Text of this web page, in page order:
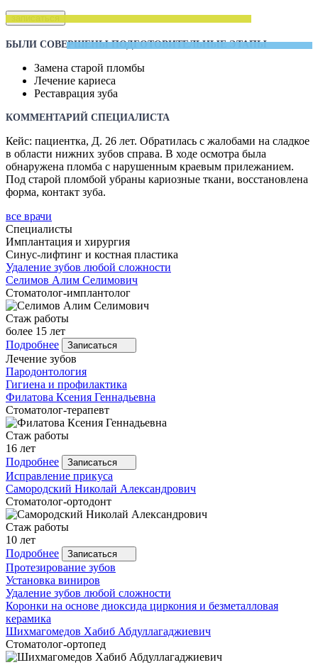
записаться
БЫЛИ СОВЕРШЕНЫ ПОДГОТОВИТЕЛЬНЫЕ ЭТАПЫ
Замена старой пломбы
Лечение кариеса
Реставрация зуба
КОММЕНТАРИЙ СПЕЦИАЛИСТА
Кейс: пациентка, Д. 26 лет. Обратилась с жалобами на сладкое
в области нижних зубов справа. В ходе осмотра была
обнаружена пломба с нарушенным краевым прилежанием.
Под старой пломбой убраны кариозные ткани, восстановлена
форма, контакт зуба.
все врачи
Специалисты
Имплантация и хирургия
Синус-лифтинг и костная пластика
Удаление зубов любой сложности
Селимов Алим Селимович
Стоматолог-имплантолог
Стаж работы
более 15 лет
Подробнее
Записаться
Лечение зубов
Пародонтология
Гигиена и профилактика
Филатова Ксения Геннадьевна
Стоматолог-терапевт
Стаж работы
16 лет
Подробнее
Записаться
Исправление прикуса
Самородский Николай Александрович
Стоматолог-ортодонт
Стаж работы
10 лет
Подробнее
Записаться
Протезирование зубов
Установка виниров
Удаление зубов любой сложности
Коронки на основе диоксида циркония и безметалловая
керамика
Шихмагомедов Хабиб Абдуллагаджиевич
Стоматолог-ортопед